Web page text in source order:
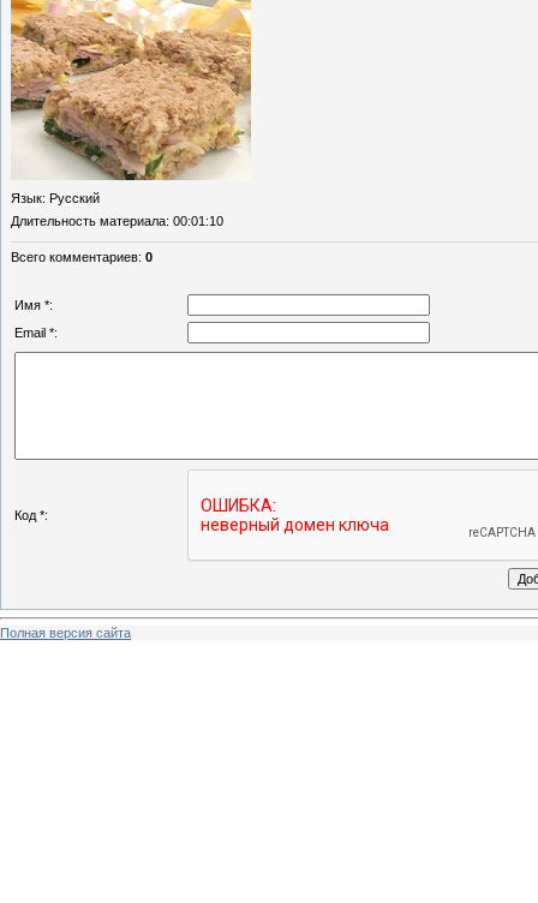
Язык: Русский
Длительность материала: 00:01:10
Всего комментариев: 0
Имя *:
Email *:
Код *:
Полная версия сайта